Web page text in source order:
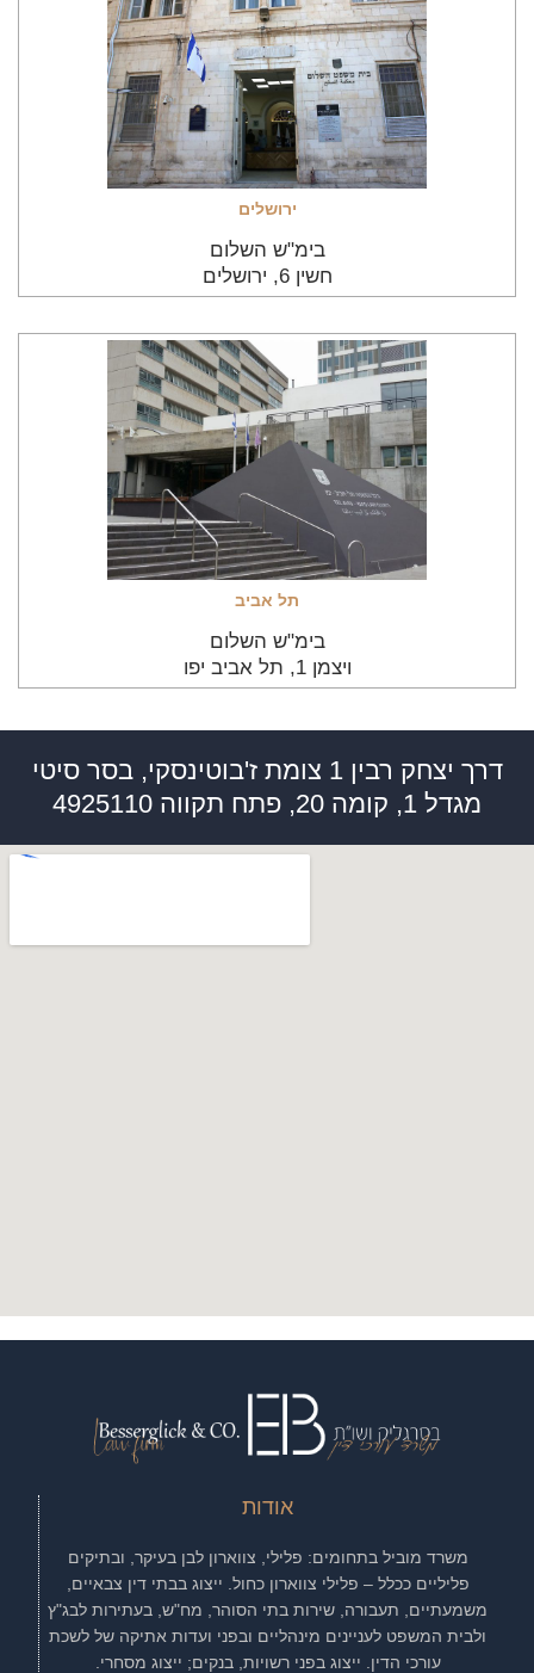
ירושלים
בימ"ש השלום
חשין 6, ירושלים
תל אביב
בימ"ש השלום
ויצמן‬ 1, תל אביב יפו
דרך יצחק רבין 1 צומת ז'בוטינסקי, בסר סיטי
מגדל 1, קומה 20, פתח תקווה 4925110
אודות
משרד מוביל בתחומים: פלילי, צווארון לבן בעיקר, ובתיקים
פליליים ככלל – פלילי צווארון כחול. ייצוג בבתי דין צבאיים,
משמעתיים, תעבורה, שירות בתי הסוהר, מח"ש, בעתירות לבג"ץ
ולבית המשפט לעניינים מינהליים ובפני ועדות אתיקה של לשכת
עורכי הדין. ייצוג בפני רשויות, בנקים; ייצוג מסחרי.